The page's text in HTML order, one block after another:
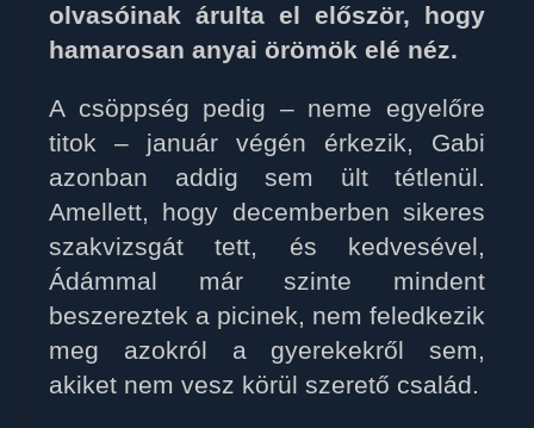
olvasóinak árulta el először, hogy
hamarosan anyai örömök elé néz.
A csöppség pedig – neme egyelőre
titok – január végén érkezik, Gabi
azonban addig sem ült tétlenül.
Amellett, hogy decemberben sikeres
szakvizsgát tett, és kedvesével,
Ádámmal már szinte mindent
beszereztek a picinek, nem feledkezik
meg azokról a gyerekekről sem,
akiket nem vesz körül szerető család.